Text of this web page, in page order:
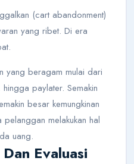
(cart abandonment)
yang ribet. Di era
yang beragam mulai dari
paylater. Semakin
besar kemungkinan
pelanggan melakukan hal
uang.
Evaluasi